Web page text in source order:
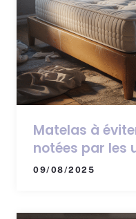
Matelas à
notées par les
09/08/2025